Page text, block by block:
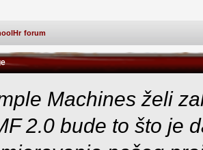
forum
Machines želi
2.0 bude to što je